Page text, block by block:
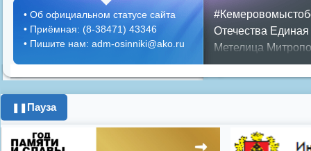
Отечества
Метелица
Днем ЖКХ
Противопожарная
день города
цифровое
Показать все теги
• Об официальном статусе сайта
• Приёмная: (8-38471) 43346
• Пишите нам: adm-osinniki@ako.ru
❚❚ Пауза